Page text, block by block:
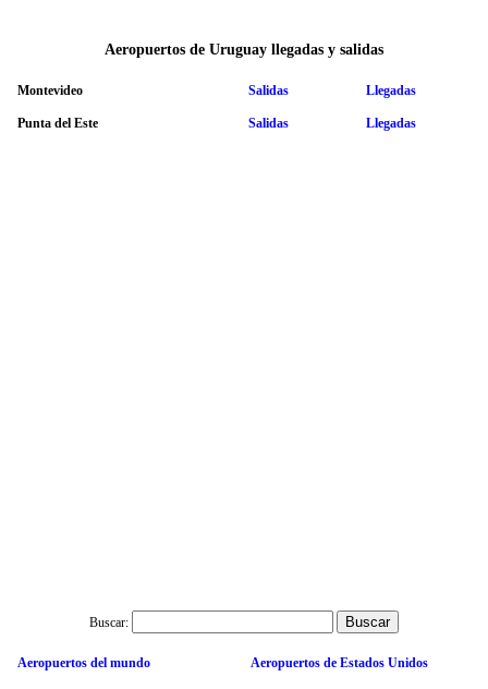
Aeropuertos de Uruguay llegadas y salidas
Montevideo Salidas Llegadas
Punta del Este Salidas Llegadas
Buscar:
Aeropuertos del mundo Aeropuertos de Estados Unidos